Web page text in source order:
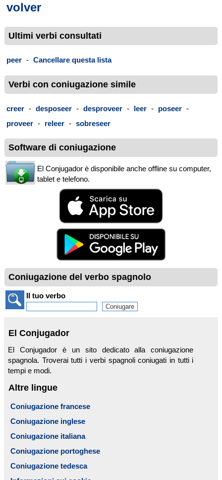
volver
Ultimi verbi consultati
peer - Cancellare questa lista
Verbi con coniugazione simile
creer - desposeer - desproveer - leer - poseer -
proveer - releer - sobreseer
Software di coniugazione
El Conjugador è disponibile anche offline su computer,
tablet e telefono.
Coniugazione del verbo spagnolo
Il tuo verbo
El Conjugador
El Conjugador è un sito dedicato alla coniugazione
spagnola. Troverai tutti i verbi spagnoli coniugati in tutti i
tempi e modi.
Altre lingue
Coniugazione francese
Coniugazione inglese
Coniugazione italiana
Coniugazione portoghese
Coniugazione tedesca